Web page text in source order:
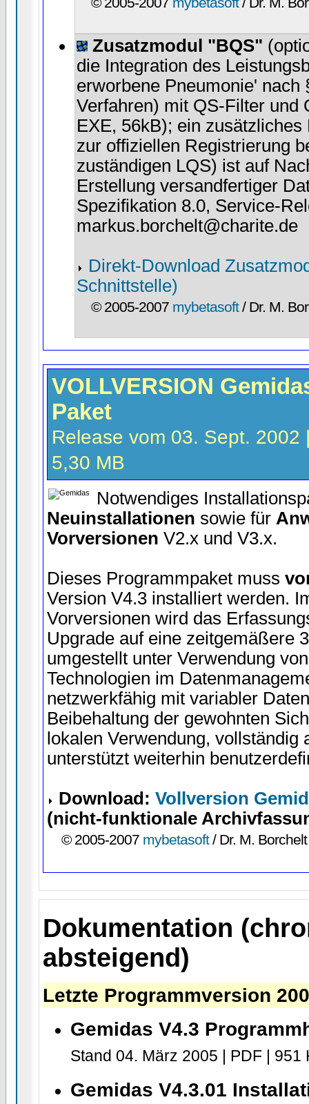
Zusatzmodul "BQS"
die Integration des
erworbene Pneumonie' nach
Verfahren) mit QS-Filter und
EXE, 56kB); ein
zur offiziellen Registrierung
zuständigen LQS) ist auf
Erstellung versandfertiger
Spezifikation 8.0, Service-
markus.borchelt@charite.de
Direkt-Download
Schnittstelle)
© 2005-2007 mybetasoft/ Dr. M.
VOLLVERSION
Paket
Release vom 03. Sept. 2002
5,30 MB
Notwendiges
Neuinstallationen sowie für
Vorversionen V2.x und V3.x.
Dieses Programmpaket muss
Version V4.3 installiert werden.
Vorversionen wird das
Upgrade auf eine zeitgemäßere
umgestellt unter Verwendung
Technologien im
netzwerkfähig mit variabler
Beibehaltung der gewohnten
lokalen Verwendung, vollständig
unterstützt weiterhin
Download:Vollversion
(nicht-funktionale
© 2005-2007 mybetasoft/ Dr. M. Borchelt
Dokumentation
absteigend)
Letzte Programmversion
Gemidas V4.3
Stand 04. März 2005 | PDF | 951
Gemidas V4.3.01